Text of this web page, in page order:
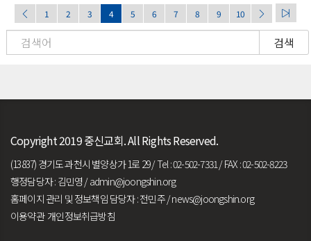
1 2 3 4 5 6 7 8 9 10
검색
Copyright 2019 중신교회. All Rights Reserved.
(13837) 경기도 과천시 별양상가 1로 29 / Tel : 02-502-7331 / FAX : 02-502-8223
행정담당자 : 김민영 /admin@joongshin.org
홈페이지 관리 및 정보책임 담당자 : 전민주 /news@joongshin.org
이용약관 개인정보취급방침